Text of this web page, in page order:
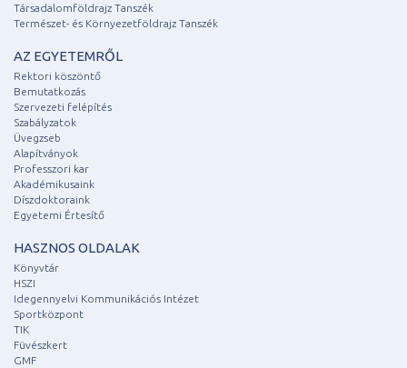
Társadalomföldrajz Tanszék
Természet- és Környezetföldrajz Tanszék
AZ EGYETEMRŐL
Rektori köszöntő
Bemutatkozás
Szervezeti felépítés
Szabályzatok
Üvegzseb
Alapítványok
Professzori kar
Akadémikusaink
Díszdoktoraink
Egyetemi Értesítő
HASZNOS OLDALAK
Könyvtár
HSZI
Idegennyelvi Kommunikációs Intézet
Sportközpont
TIK
Füvészkert
GMF